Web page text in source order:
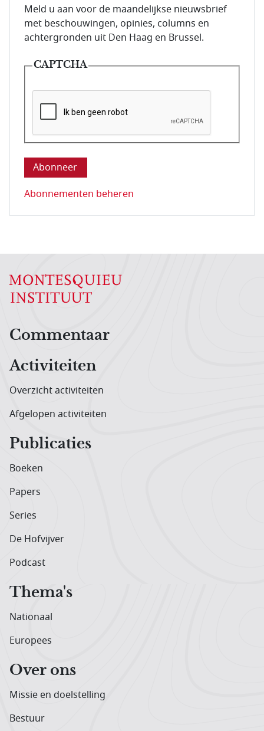
E-mailadres van de abonnee.
Meld u aan voor de maandelijkse nieuwsbrief
met beschouwingen, opinies, columns en
achtergronden uit Den Haag en Brussel.
CAPTCHA
Deze vraag is om te controleren dat u een mens
Abonnementen beheren
Hoofdnavigatiemenu
Commentaar
Activiteiten
Overzicht activiteiten
Afgelopen activiteiten
Publicaties
Boeken
Papers
Series
De Hofvijver
Podcast
Thema's
Nationaal
Europees
Over ons
Missie en doelstelling
Bestuur